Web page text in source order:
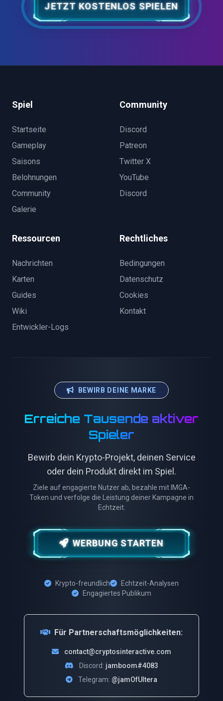
JETZT KOSTENLOS SPIELEN
Spiel
Startseite
Gameplay
Saisons
Belohnungen
Community
Galerie
Community
Discord
Patreon
Twitter X
YouTube
Discord
Ressourcen
Nachrichten
Karten
Guides
Wiki
Entwickler-Logs
Rechtliches
Bedingungen
Datenschutz
Cookies
Kontakt
BEWIRB DEINE MARKE
Erreiche Tausende aktiver
Spieler
Bewirb dein Krypto-Projekt, deinen Service
oder dein Produkt direkt im Spiel.
Ziele auf engagierte Nutzer ab, bezahle mit IMGA-
Token und verfolge die Leistung deiner Kampagne in
Echtzeit.
WERBUNG STARTEN
Krypto-freundlich
Echtzeit-Analysen
Engagiertes Publikum
Für Partnerschaftsmöglichkeiten:
contact@cryptosinteractive.com
Discord: jamboom#4083
Telegram: @jamOfUltera